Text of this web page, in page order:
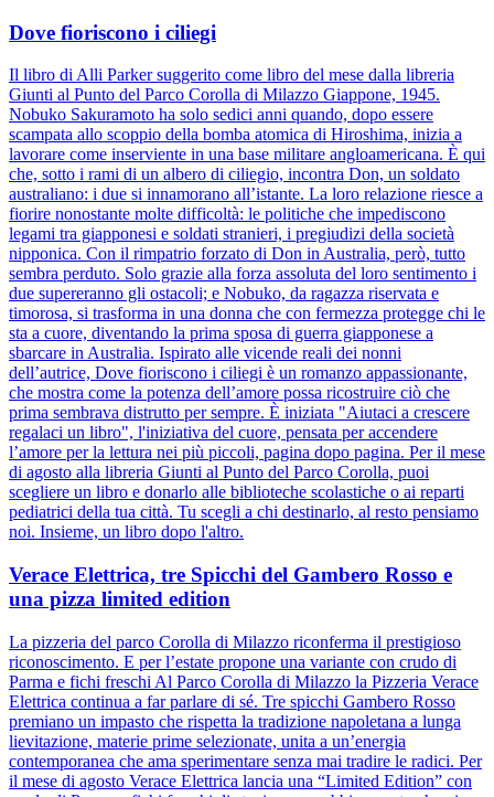
Dove fioriscono i ciliegi
Il libro di Alli Parker suggerito come libro del mese dalla libreria
Giunti al Punto del Parco Corolla di Milazzo Giappone, 1945.
Nobuko Sakuramoto ha solo sedici anni quando, dopo essere
scampata allo scoppio della bomba atomica di Hiroshima, inizia a
lavorare come inserviente in una base militare angloamericana. È qui
che, sotto i rami di un albero di ciliegio, incontra Don, un soldato
australiano: i due si innamorano all’istante. La loro relazione riesce a
fiorire nonostante molte difficoltà: le politiche che impediscono
legami tra giapponesi e soldati stranieri, i pregiudizi della società
nipponica. Con il rimpatrio forzato di Don in Australia, però, tutto
sembra perduto. Solo grazie alla forza assoluta del loro sentimento i
due supereranno gli ostacoli; e Nobuko, da ragazza riservata e
timorosa, si trasforma in una donna che con fermezza protegge chi le
sta a cuore, diventando la prima sposa di guerra giapponese a
sbarcare in Australia. Ispirato alle vicende reali dei nonni
dell’autrice, Dove fioriscono i ciliegi è un romanzo appassionante,
che mostra come la potenza dell’amore possa ricostruire ciò che
prima sembrava distrutto per sempre. È iniziata "Aiutaci a crescere
regalaci un libro", l'iniziativa del cuore, pensata per accendere
l’amore per la lettura nei più piccoli, pagina dopo pagina. Per il mese
di agosto alla libreria Giunti al Punto del Parco Corolla, puoi
scegliere un libro e donarlo alle biblioteche scolastiche o ai reparti
pediatrici della tua città. Tu scegli a chi destinarlo, al resto pensiamo
noi. Insieme, un libro dopo l'altro.
Verace Elettrica, tre Spicchi del Gambero Rosso e
una pizza limited edition
La pizzeria del parco Corolla di Milazzo riconferma il prestigioso
riconoscimento. E per l’estate propone una variante con crudo di
Parma e fichi freschi Al Parco Corolla di Milazzo la Pizzeria Verace
Elettrica continua a far parlare di sé. Tre spicchi Gambero Rosso
premiano un impasto che rispetta la tradizione napoletana a lunga
lievitazione, materie prime selezionate, unita a un’energia
contemporanea che ama sperimentare senza mai tradire le radici. Per
il mese di agosto Verace Elettrica lancia una “Limited Edition” con